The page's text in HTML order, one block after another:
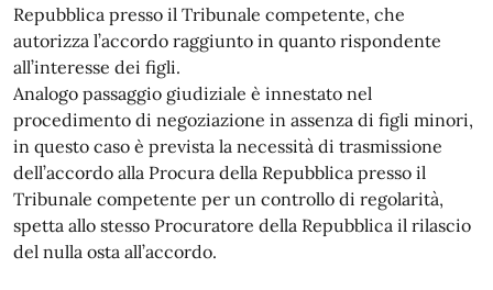
Repubblica presso il Tribunale competente, che
autorizza l’accordo raggiunto in quanto rispondente
all’interesse dei figli.
Analogo passaggio giudiziale è innestato nel
procedimento di negoziazione in assenza di figli minori,
in questo caso è prevista la necessità di trasmissione
dell’accordo alla Procura della Repubblica presso il
Tribunale competente per un controllo di regolarità,
spetta allo stesso Procuratore della Repubblica il rilascio
del nulla osta all’accordo.